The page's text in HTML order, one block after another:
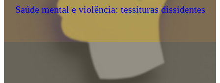
Saúde mental e violência: tessituras dissidentes